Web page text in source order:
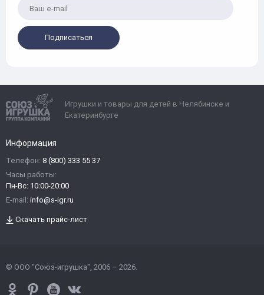
Подписаться
Игрушки и товары для детей в Челябинске и
Екатеринбурге
Информация
Телефон: 8 (800) 333 55 37
Часы работы:
Пн-Вс: 10:00-20:00
E-mail: info@s-igr.ru
Скачать прайс-лист
© ООО "Союз-игрушка", 2006 – 2026.